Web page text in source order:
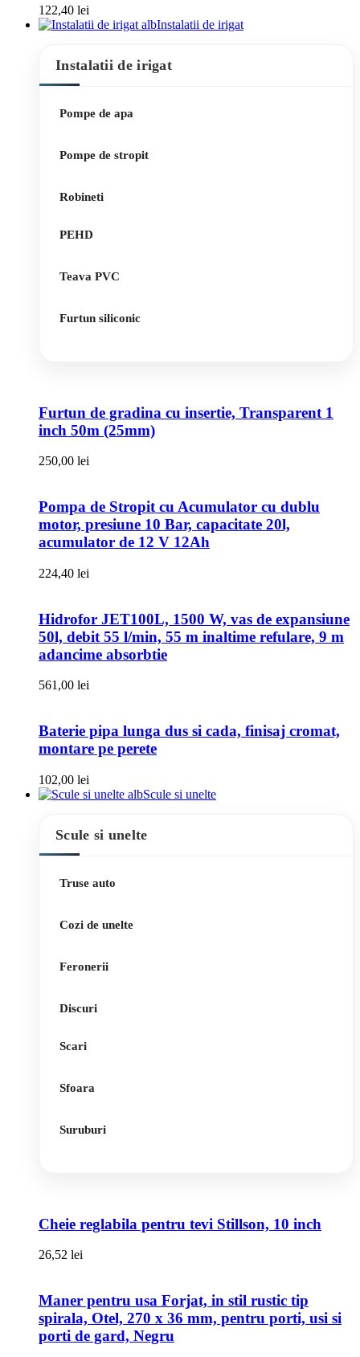
122,40 lei
Instalatii de irigat
Instalatii de irigat
Pompe de apa
Pompe de stropit
Robineti
PEHD
Teava PVC
Furtun siliconic
Furtun de gradina cu insertie, Transparent 1
inch 50m (25mm)
250,00 lei
Pompa de Stropit cu Acumulator cu dublu
motor, presiune 10 Bar, capacitate 20l,
acumulator de 12 V 12Ah
224,40 lei
Hidrofor JET100L, 1500 W, vas de expansiune
50l, debit 55 l/min, 55 m inaltime refulare, 9 m
adancime absorbtie
561,00 lei
Baterie pipa lunga dus si cada, finisaj cromat,
montare pe perete
102,00 lei
Scule si unelte
Scule si unelte
Truse auto
Cozi de unelte
Feronerii
Discuri
Scari
Sfoara
Suruburi
Cheie reglabila pentru tevi Stillson, 10 inch
26,52 lei
Maner pentru usa Forjat, in stil rustic tip
spirala, Otel, 270 x 36 mm, pentru porti, usi si
porti de gard, Negru